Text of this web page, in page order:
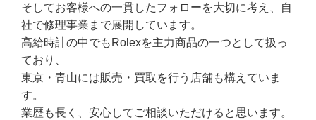
そしてお客様への一貫したフォローを大切に考え、自
社で修理事業まで展開しています。
高給時計の中でもRolexを主力商品の一つとして扱っ
ており、
東京・青山には販売・買取を行う店舗も構えていま
す。
業歴も長く、安心してご相談いただけると思います。